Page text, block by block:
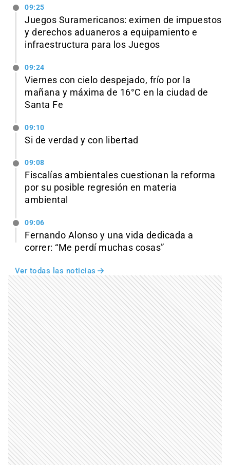
09:25
Juegos Suramericanos: eximen de impuestos
y derechos aduaneros a equipamiento e
infraestructura para los Juegos
09:24
Viernes con cielo despejado, frío por la
mañana y máxima de 16°C en la ciudad de
Santa Fe
09:10
Si de verdad y con libertad
09:08
Fiscalías ambientales cuestionan la reforma
por su posible regresión en materia
ambiental
09:06
Fernando Alonso y una vida dedicada a
correr: “Me perdí muchas cosas”
Ver todas las noticias